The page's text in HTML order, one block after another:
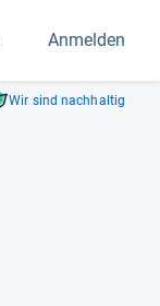
Anmelden
Wir sind nachhaltig